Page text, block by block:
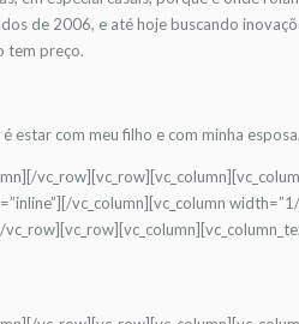
de 2006, e até hoje buscando
tem preço.
estar com meu filho e com minha
vc_column][vc_column